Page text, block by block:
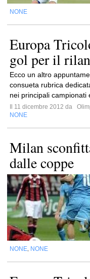
NONE
Europa
gol per il
Ecco un altro
consueta rubrica
nei principali campionati
Il 11 dicembre 2012 da
NONE
Milan
dalle coppe
NONE NONE